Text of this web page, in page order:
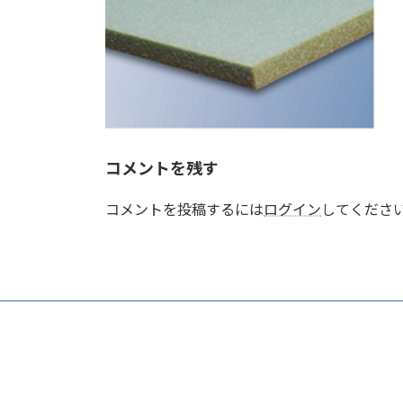
コメントを残す
コメントを投稿するにはログイン してくださ